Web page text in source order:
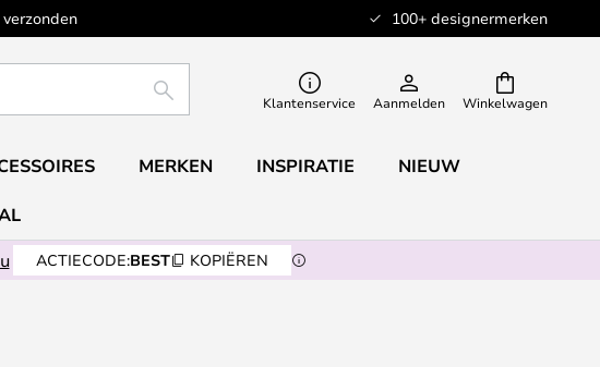
100+ designermerken
Winkelwagen
ZOEKEN Klantenservice Aanmelden
MERKEN INSPIRATIE NIEUW
ACTIECODE:BEST KOPIËREN